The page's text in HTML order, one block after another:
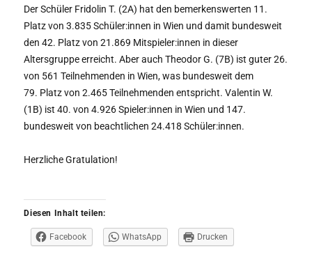
Der Schüler Fridolin T. (2A) hat den bemerkenswerten 11.
Platz von 3.835 Schüler:innen in Wien und damit bundesweit
den 42. Platz von 21.869 Mitspieler:innen in dieser
Altersgruppe erreicht. Aber auch Theodor G. (7B) ist guter 26.
von 561 Teilnehmenden in Wien, was bundesweit dem
79. Platz von 2.465 Teilnehmenden entspricht. Valentin W.
(1B) ist 40. von 4.926 Spieler:innen in Wien und 147.
bundesweit von beachtlichen 24.418 Schüler:innen.
Herzliche Gratulation!
Diesen Inhalt teilen:
Facebook WhatsApp Drucken